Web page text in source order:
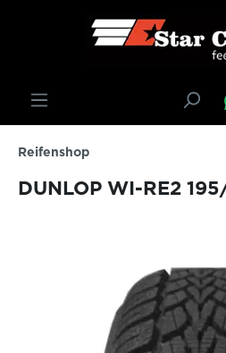
springen
Reifenshop
DUNLOP WI-RE2